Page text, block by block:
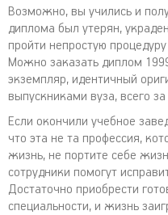
Возможно, вы учились и
диплома был утерян,
пройти непростую
Можно заказать диплом
экземпляр, идентичный
выпускниками вуза, всего
Если окончили учебное
что эта не та профессия,
жизнь, не портите себе
сотрудники помогут
Достаточно приобрести
специальности, и жизнь